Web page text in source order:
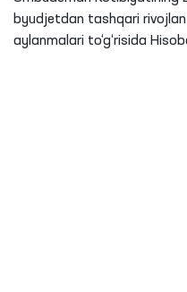
byudjetdan tashqari
aylanmalari to‘g‘risida